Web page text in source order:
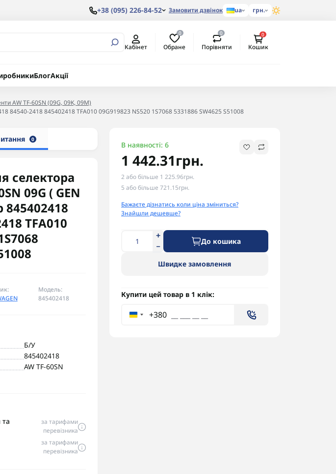
+38 (095) 226-84-52 Замовити дзвінок ua грн.
Кабінет
0
Обране
0
Порівняти
0
Кошик
БлогАкції
AW TF-60SN (09G, 09K, 09M)
84540-2418 845402418 TFA010 09G919823 NS520 1S7068 5331886 SW4625 S51008
0
селектора
09G ( GEN
845402418
TFA010
Модель:
845402418
В наявності: 6
1 442.31грн.
2 або більше 1 225.96грн.
5 або більше 721.15грн.
Бажаєте дізнатись коли ціна зміниться?
Знайшли дешевше?
До кошика
Швидке замовлення
Купити цей товар в 1 клік:
+380
Б/У
845402418
AW TF-60SN
за тарифами
перевізника
за тарифами
перевізника